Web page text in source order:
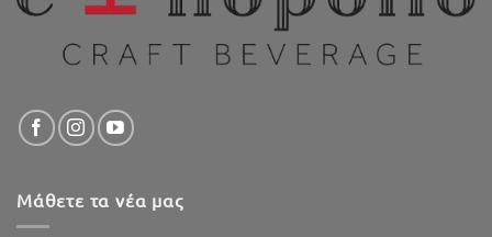
Μάθετε τα νέα μας